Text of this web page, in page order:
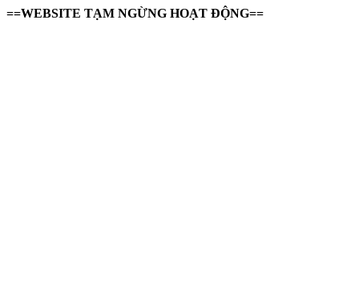
==WEBSITE TẠM NGỪNG HOẠT ĐỘNG==